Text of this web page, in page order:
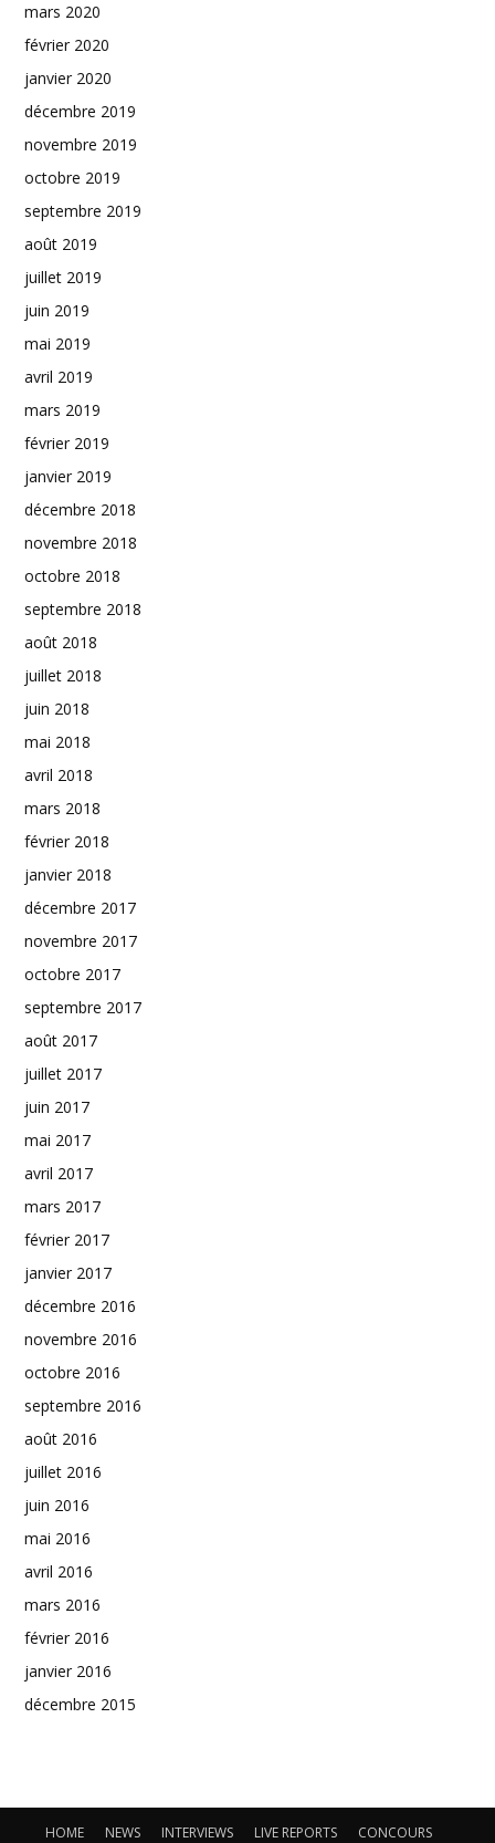
mars 2020
février 2020
janvier 2020
décembre 2019
novembre 2019
octobre 2019
septembre 2019
août 2019
juillet 2019
juin 2019
mai 2019
avril 2019
mars 2019
février 2019
janvier 2019
décembre 2018
novembre 2018
octobre 2018
septembre 2018
août 2018
juillet 2018
juin 2018
mai 2018
avril 2018
mars 2018
février 2018
janvier 2018
décembre 2017
novembre 2017
octobre 2017
septembre 2017
août 2017
juillet 2017
juin 2017
mai 2017
avril 2017
mars 2017
février 2017
janvier 2017
décembre 2016
novembre 2016
octobre 2016
septembre 2016
août 2016
juillet 2016
juin 2016
mai 2016
avril 2016
mars 2016
février 2016
janvier 2016
décembre 2015
HOME NEWS INTERVIEWS LIVE REPORTS CONCOURS